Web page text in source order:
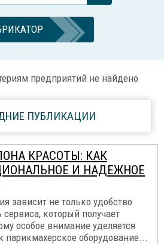
предприятий не найдено
ПУБЛИКАЦИИ
КРАСОТЫ: КАК
И НАДЕЖНОЕ
зависит не только удобство
сервиса, который получает
особое внимание уделяется
парикмахерское оборудование...